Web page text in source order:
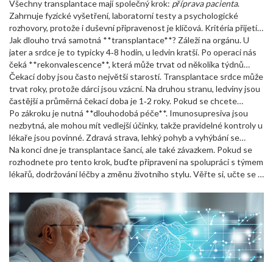
operace trvá kolem 2 až 3 hodin a po ní obvykle stačí 3–5 dní v
nemocnici.Srdce– udáváme si s delším čekacím seznamem,
operace může trvat 6‑8 hodin a po ní je nutná pečlivá rehabilitace.
Kostní dřeňse získává buď od dárce, nebo z vlastní krve pacienta,
a po zákroku následuje dlouhá fáze sledování imunitního systému.
Všechny transplantace mají společný krok: příprava pacienta.
Zahrnuje fyzické vyšetření, laboratorní testy a psychologické
rozhovory, protože i duševní připravenost je klíčová. Kritéria přijetí
jsou přísná – například u jaterní transplantace potřebujete
konkrétní hodnoty jaterních enzymů a na transplantaci srdce se
čeká, dokud se nenajde vhodný dárce, který má podobný krevní typ
a velikost srdce.
Jak dlouho trvá samotná **transplantace**? Záleží na orgánu. U
jater a srdce je to typicky 4‑8 hodin, u ledvin kratší. Po operaci nás
čeká **rekonvalescence**, která může trvat od několika týdnů
(ledviny) až po několik měsíců (srdce). Během této doby se pacienti
učí, jak užívat imunosupresiva, sledovat příznaky odmítnutí a vrátit
se k běžnému životu.
Čekací doby jsou často největší starostí. Transplantace srdce může
trvat roky, protože dárci jsou vzácní. Na druhou stranu, ledviny jsou
častější a průměrná čekací doba je 1‑2 roky. Pokud se chcete
dozvědět, kdo má nárok na konkrétní orgán, podívejte se na naše
články “Kdo má nárok na transplantaci jater?” a “Jak dlouho se čeká
na transplantaci srdce?”.
Po zákroku je nutná **dlouhodobá péče**. Imunosupresiva jsou
nezbytná, ale mohou mít vedlejší účinky, takže pravidelné kontroly u
lékaře jsou povinné. Zdravá strava, lehký pohyb a vyhýbání se
infekcím jsou základní pilíře úspěšného zotavení.
Na konci dne je transplantace šancí, ale také závazkem. Pokud se
rozhodnete pro tento krok, buďte připraveni na spolupráci s týmem
lékařů, dodržování léčby a změnu životního stylu. Věřte si, učte se a
zkušenosti dalších pacientů i odborné odpovědi na vaše otázky.